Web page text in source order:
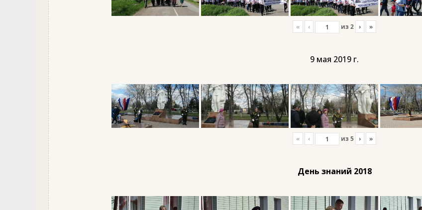
« ‹ из 2 › »
9 мая 2019 г.
« ‹ из 5 › »
День знаний 2018